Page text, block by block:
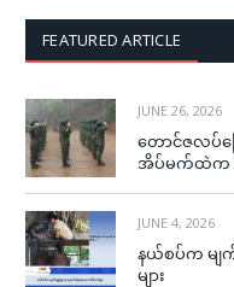
FEATURED ARTICLE
JUNE 26, 2026
တောင်ဇလပ်မ
အိပ်မက်ထဲက
JUNE 4, 2026
နယ်စပ်က မျ
များ